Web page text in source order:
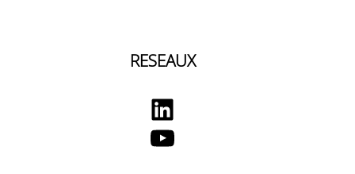
RESEAUX
LinkedIn
YouTube